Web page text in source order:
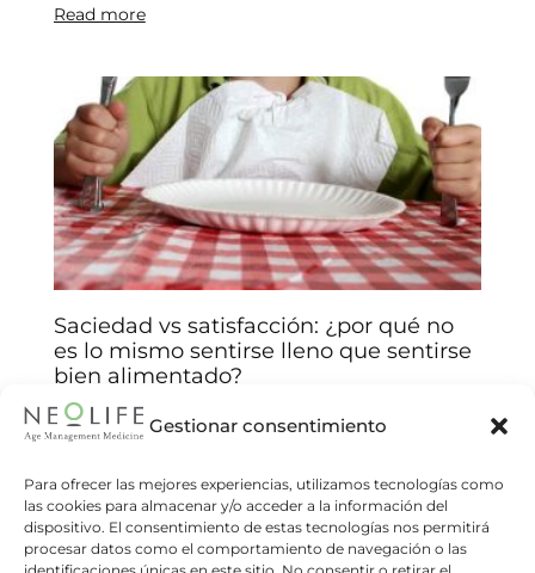
Gestionar consentimiento
Para ofrecer las mejores experiencias, utilizamos tecnologías como
las cookies para almacenar y/o acceder a la información del
dispositivo. El consentimiento de estas tecnologías nos permitirá
procesar datos como el comportamiento de navegación o las
Read more
Saciedad vs satisfacción: ¿por qué no
es lo mismo sentirse lleno que sentirse
bien alimentado?
Arantxa Jiménez
detrás de sus decisiones alimentarias y mejore
su relación con la comida. Muchas veces
creemos que comer hasta sentirnos